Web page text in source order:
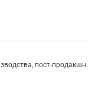
пост-продакшн.